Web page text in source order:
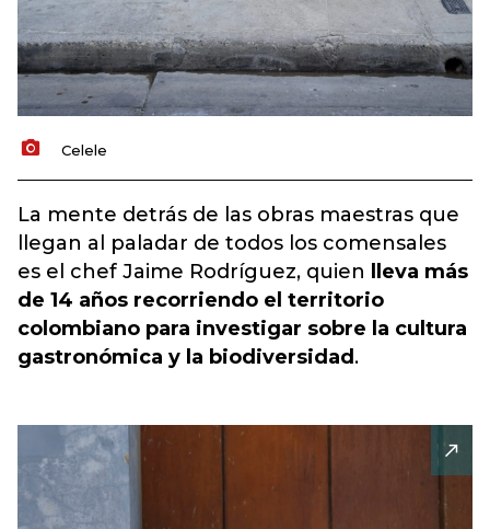
Celele
La mente detrás de las obras maestras que
llegan al paladar de todos los comensales
es el chef Jaime Rodríguez, quien
lleva más
de 14 años recorriendo el territorio
colombiano para investigar sobre la cultura
gastronómica y la biodiversidad .